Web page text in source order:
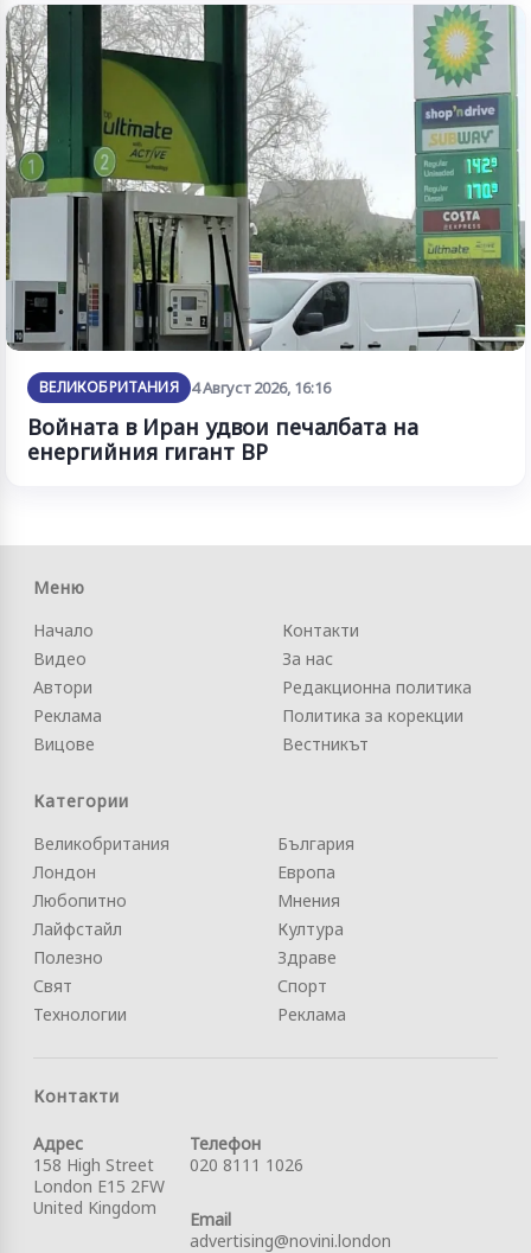
ВЕЛИКОБРИТАНИЯ 4 Август 2026, 16:16
Войната в Иран удвои печалбата на
енергийния гигант BP
Меню
Начало
Видео
Автори
Реклама
Вицове
Контакти
За нас
Редакционна политика
Политика за корекции
Вестникът
Категории
Великобритания
Лондон
Любопитно
Лайфстайл
Полезно
Свят
Технологии
България
Европа
Мнения
Култура
Здраве
Спорт
Реклама
Контакти
Адрес
158 High Street
London E15 2FW
United Kingdom
Телефон
020 8111 1026
Email
advertising@novini.london